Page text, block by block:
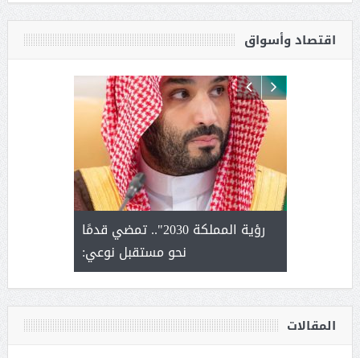
اقتصاد وأسواق
يحصل
رؤية المملكة 2030".. تمضي قدمًا
نحو مستقبل نوعي:
المقالات